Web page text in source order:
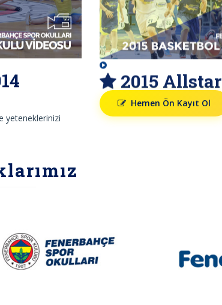
2015 Allstar
yeteneklerinizi
Hemen Ön Kayıt Ol